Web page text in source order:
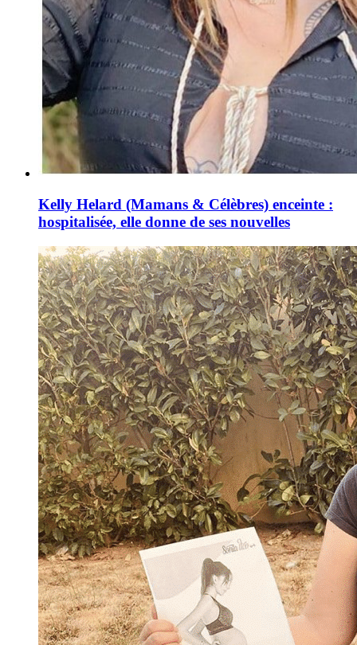
Kelly Helard (Mamans & Célèbres) enceinte :
hospitalisée, elle donne de ses nouvelles